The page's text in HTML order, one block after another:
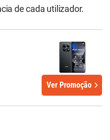
de cada utilizador.
Ver Promoção